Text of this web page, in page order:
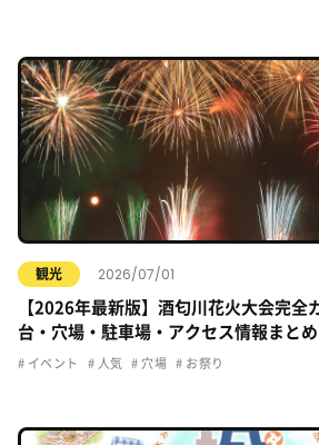
観光 2026/07/01
【2026年最新版】酒匂川花火大会完全
台・穴場・駐車場・アクセス情報まとめ
イベント 人気 穴場 お祭り